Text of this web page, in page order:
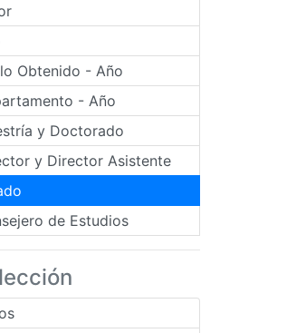
Obtenido - Año
- Año
y Doctorado
y Director Asistente
de Estudios